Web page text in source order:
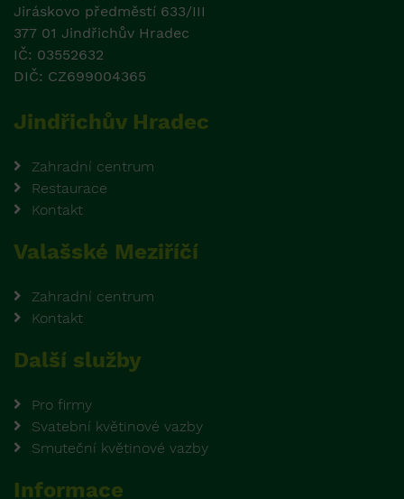
Jiráskovo předměstí 633/III
377 01 Jindřichův Hradec
IČ: 03552632
DIČ: CZ699004365
Jindřichův Hradec
Zahradní centrum
Restaurace
Kontakt
Valašské Meziříčí
Zahradní centrum
Kontakt
Další služby
Pro firmy
Svatební květinové vazby
Smuteční květinové vazby
Informace